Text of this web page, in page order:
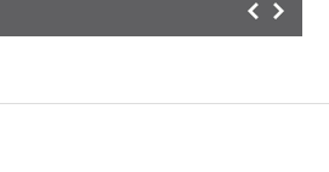
Mulher e